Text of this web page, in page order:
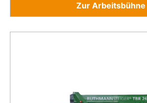
Zur Arbeitsbühne